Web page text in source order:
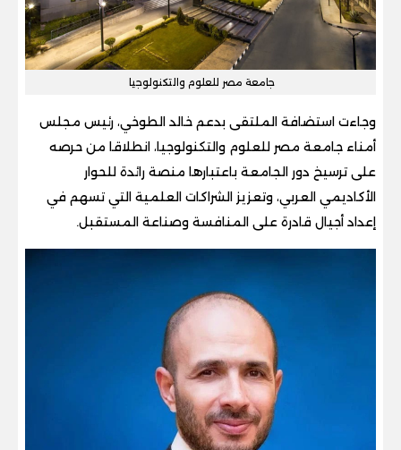
جامعة مصر للعلوم والتكنولوجيا
وجاءت استضافة الملتقى بدعم خالد الطوخي، رئيس مجلس
أمناء جامعة مصر للعلوم والتكنولوجيا، انطلاقا من حرصه
على ترسيخ دور الجامعة باعتبارها منصة رائدة للحوار
الأكاديمي العربي، وتعزيز الشراكات العلمية التي تسهم في
إعداد أجيال قادرة على المنافسة وصناعة المستقبل.